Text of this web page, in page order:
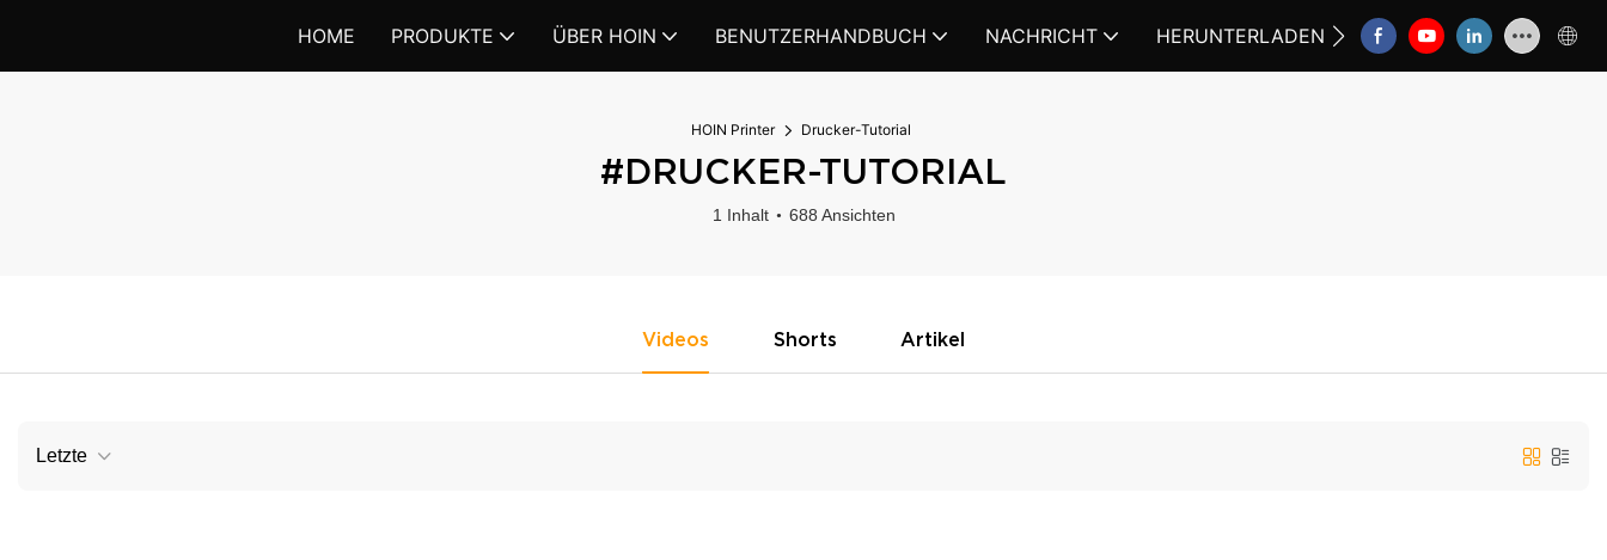
HOME PRODUKTE ÜBER HOIN BENUTZERHANDBUCH NACHRICHT HERUNTERLADEN KONTAKTIEREN SIE UNS
HOIN Printer Drucker-Tutorial
#DRUCKER-TUTORIAL
1 Inhalt 688 Ansichten
Videos Shorts Artikel
Letzte